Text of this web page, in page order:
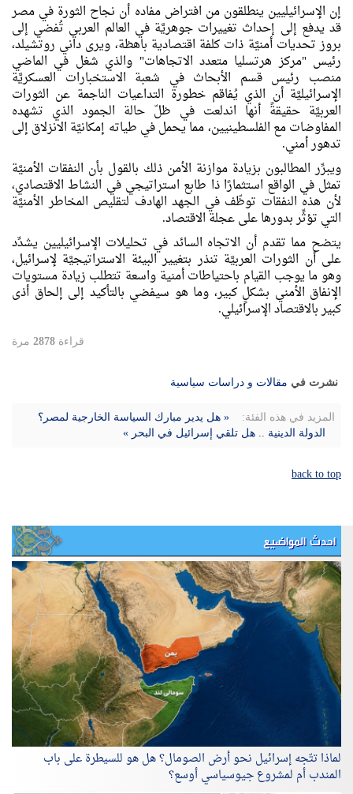
إن الإسرائيليين ينطلقون من افتراض مفاده أن نجاح الثورة في مصر
قد يدفع إلى إحداث تغييرات جوهريَّة في العالم العربي تُفضي إلى
بروز تحديات أمنيَّة ذات كلفة اقتصادية باهظة، ويرى داني روتشيلد،
رئيس "مركز هرتسليا متعدد الاتجاهات" والذي شغل في الماضي
منصب رئيس قسم الأبحاث في شعبة الاستخبارات العسكريَّة
الإسرائيليَّة أن الذي يُفاقم خطورة التداعيات الناجمة عن الثورات
العربيَّة حقيقةً أنها اندلعت في ظلّ حالة الجمود الذي تشهده
المفاوضات مع الفلسطينيين، مما يحمل في طياته إمكانيَّة الانزلاق إلى
تدهور أمني.
ويبرِّر المطالبون بزيادة موازنة الأمن ذلك بالقول بأن النفقات الأمنيَّة
تمثل في الواقع استثمارًا ذا طابع استراتيجي في النشاط الاقتصادي،
لأن هذه النفقات توظّف في الجهد الهادف لتقليص المخاطر الأمنيَّة
التي تؤثِّر بدورها على عجلة الاقتصاد.
يتضح مما تقدم أن الاتجاه السائد في تحليلات الإسرائيليين يشدِّد
على أن الثورات العربيَّة تنذر بتغيير البيئة الاستراتيجيَّة لإسرائيل،
وهو ما يوجب القيام باحتياطات أمنية واسعة تتطلب زيادة مستويات
الإنفاق الأمني بشكلٍ كبير، وما هو سيفضي بالتأكيد إلى إلحاق أذى
كبير بالاقتصاد الإسرائيلي.
قراءة 2878 مرة
نشرت في مقالات و دراسات سياسية
المزيد في هذه الفئة:
« هل يدير مبارك السياسة الخارجية لمصر؟
الدولة الدينية .. هل تلقي إسرائيل في البحر »
back to top
احدث المواضيع
لماذا تتّجه إسرائيل نحو أرض الصومال؟ هل هو للسيطرة على باب
المندب أم لمشروع جيوسياسي أوسع؟